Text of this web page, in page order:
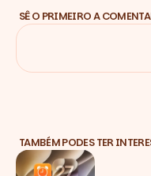
SÊ O PRIMEIRO A
TAMBÉM PODES TER